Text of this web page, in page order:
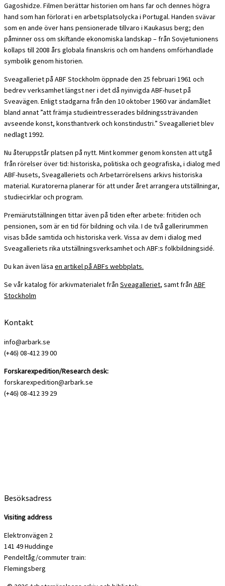
Gagoshidze. Filmen berättar historien om hans far och dennes högra
hand som han förlorat i en arbetsplatsolycka i Portugal. Handen svävar
som en ande över hans pensionerade tillvaro i Kaukasus berg; den
påminner oss om skiftande ekonomiska landskap – från Sovjetunionens
kollaps till 2008 års globala finanskris och om handens omförhandlade
symbolik genom historien.
Sveagalleriet på ABF Stockholm öppnade den 25 februari 1961 och
bedrev verksamhet längst ner i det då nyinvigda ABF-huset på
Sveavägen. Enligt stadgarna från den 10 oktober 1960 var ändamålet
bland annat ”att främja studieintresserades bildningssträvanden
avseende konst, konsthantverk och konstindustri.” Sveagalleriet blev
nedlagt 1992.
Nu återuppstår platsen på nytt. Mint kommer genom konsten att utgå
från rörelser över tid: historiska, politiska och geografiska, i dialog med
ABF-husets, Sveagalleriets och Arbetarrörelsens arkivs historiska
material. Kuratorerna planerar för att under året arrangera utställningar,
studiecirklar och program.
Premiärutställningen tittar även på tiden efter arbete: fritiden och
pensionen, som är en tid för bildning och vila. I de två gallerirummen
visas både samtida och historiska verk. Vissa av dem i dialog med
Sveagalleriets rika utställningsverksamhet och ABF:s folkbildningsidé.
Du kan även läsa en artikel på ABFs webbplats.
Se vår katalog för arkivmaterialet från Sveagalleriet, samt från ABF
Stockholm
Kontakt
info@arbark.se
(+46) 08-412 39 00
Forskarexpedition/Research desk:
forskarexpedition@arbark.se
(+46) 08-412 39 29
Besöksadress
Visiting address
Elektronvägen 2
141 49 Huddinge
Pendeltåg/commuter train:
Flemingsberg